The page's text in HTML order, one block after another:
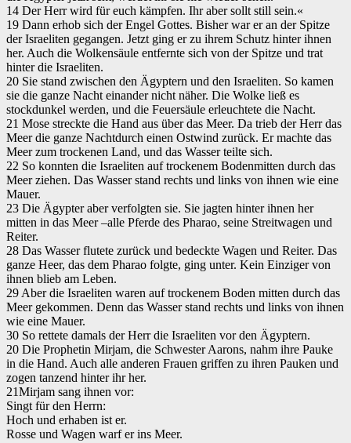
14 Der Herr wird für euch kämpfen. Ihr aber sollt still sein.«
19 Dann erhob sich der Engel Gottes. Bisher war er an der Spitze
der Israeliten gegangen. Jetzt ging er zu ihrem Schutz hinter ihnen
her. Auch die Wolkensäule entfernte sich von der Spitze und trat
hinter die Israeliten.
20 Sie stand zwischen den Ägyptern und den Israeliten. So kamen
sie die ganze Nacht einander nicht näher. Die Wolke ließ es
stockdunkel werden, und die Feuersäule erleuchtete die Nacht.
21 Mose streckte die Hand aus über das Meer. Da trieb der Herr das
Meer die ganze Nachtdurch einen Ostwind zurück. Er machte das
Meer zum trockenen Land, und das Wasser teilte sich.
22 So konnten die Israeliten auf trockenem Bodenmitten durch das
Meer ziehen. Das Wasser stand rechts und links von ihnen wie eine
Mauer.
23 Die Ägypter aber verfolgten sie. Sie jagten hinter ihnen her
mitten in das Meer –alle Pferde des Pharao, seine Streitwagen und
Reiter.
28 Das Wasser flutete zurück und bedeckte Wagen und Reiter. Das
ganze Heer, das dem Pharao folgte, ging unter. Kein Einziger von
ihnen blieb am Leben.
29 Aber die Israeliten waren auf trockenem Boden mitten durch das
Meer gekommen. Denn das Wasser stand rechts und links von ihnen
wie eine Mauer.
30 So rettete damals der Herr die Israeliten vor den Ägyptern.
20 Die Prophetin Mirjam, die Schwester Aarons, nahm ihre Pauke
in die Hand. Auch alle anderen Frauen griffen zu ihren Pauken und
zogen tanzend hinter ihr her.
21Mirjam sang ihnen vor:
Singt für den Herrn:
Hoch und erhaben ist er.
Rosse und Wagen warf er ins Meer.